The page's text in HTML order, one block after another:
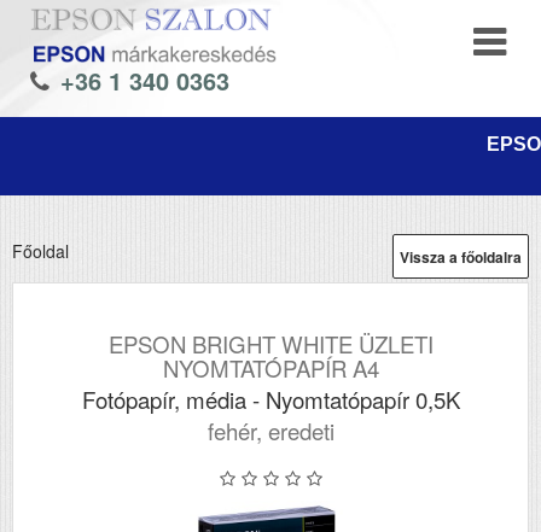
+36 1 340 0363
Vissza a főoldalra
Főoldal
EPSON BRIGHT WHITE ÜZLETI
NYOMTATÓPAPÍR A4
Fotópapír, média - Nyomtatópapír 0,5K
fehér, eredeti